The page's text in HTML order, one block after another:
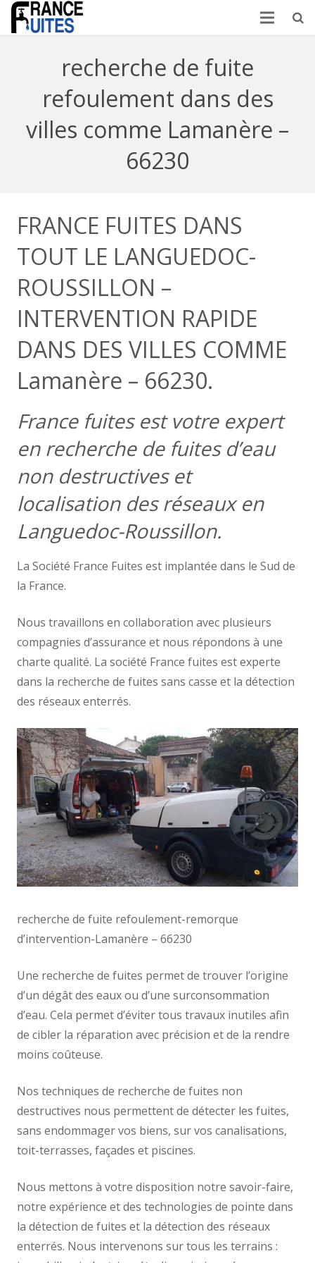
recherche de fuite
refoulement dans des
villes comme Lamanère –
66230
FRANCE FUITES DANS
TOUT LE LANGUEDOC-
ROUSSILLON –
INTERVENTION RAPIDE
DANS DES VILLES COMME
Lamanère – 66230.
France fuites est votre expert
en recherche de fuites d’eau
non destructives et
localisation des réseaux en
Languedoc-Roussillon.
La Société France Fuites est implantée dans le Sud de
la France.
Nous travaillons en collaboration avec plusieurs
compagnies d’assurance et nous répondons à une
charte qualité. La société France fuites est experte
dans la recherche de fuites sans casse et la détection
des réseaux enterrés.
recherche de fuite refoulement-remorque
d’intervention-Lamanère – 66230
Une recherche de fuites permet de trouver l’origine
d’un dégât des eaux ou d’une surconsommation
d’eau. Cela permet d’éviter tous travaux inutiles afin
de cibler la réparation avec précision et de la rendre
moins coûteuse.
Nos techniques de recherche de fuites non
destructives nous permettent de détecter les fuites,
sans endommager vos biens, sur vos canalisations,
toit-terrasses, façades et piscines.
Nous mettons à votre disposition notre savoir-faire,
notre expérience et des technologies de pointe dans
la détection de fuites et la détection des réseaux
enterrés. Nous intervenons sur tous les terrains :